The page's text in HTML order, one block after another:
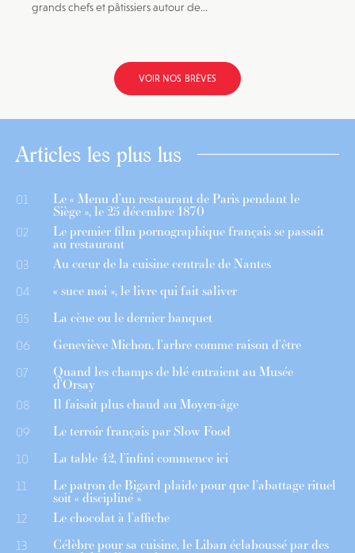
grands chefs et pâtissiers autour de...
VOIR NOS BRÈVES
Articles les plus lus
01 Le « Menu d’un restaurant de Paris pendant le
Siège », le 25 décembre 1870
02 Le premier film pornographique français se passait
au restaurant
03 Au cœur de la cuisine centrale de Nantes
04 « suce moi », le livre qui fait saliver
05 La cène ou le dernier banquet
06 Geneviève Michon, l’arbre comme raison d’être
07 Quand les champs de blé entraient au Musée
d’Orsay
08 Il faisait plus chaud au Moyen-âge
09 Le terroir français par Slow Food
10 La table 42, l’infini commence ici
11 Le patron de Bigard plaide pour que l’abattage rituel
soit « discipliné »
12 Le chocolat à l’affiche
13 Célèbre pour sa cuisine, le Liban éclaboussé par des